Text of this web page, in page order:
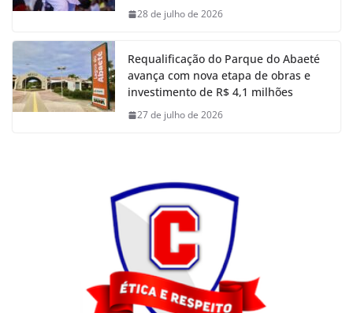
28 de julho de 2026
Requalificação do Parque do Abaeté
avança com nova etapa de obras e
investimento de R$ 4,1 milhões
27 de julho de 2026